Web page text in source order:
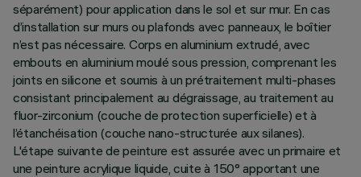
séparément) pour application dans le sol et sur mur. En cas
d’installation sur murs ou plafonds avec panneaux, le boîtier
n’est pas nécessaire. Corps en aluminium extrudé, avec
embouts en aluminium moulé sous pression, comprenant les
joints en silicone et soumis à un prétraitement multi-phases
consistant principalement au dégraissage, au traitement au
fluor-zirconium (couche de protection superficielle) et à
l’étanchéisation (couche nano-structurée aux silanes).
L'étape suivante de peinture est assurée avec un primaire et
une peinture acrylique liquide, cuite à 150° apportant une